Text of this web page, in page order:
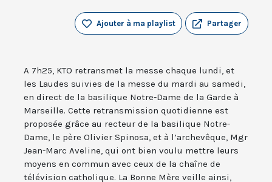
Partager
Ajouter à ma playlist
A 7h25, KTO retransmet la messe chaque lundi, et
les Laudes suivies de la messe du mardi au samedi,
en direct de la basilique Notre-Dame de la Garde à
Marseille. Cette retransmission quotidienne est
proposée grâce au recteur de la basilique Notre-
Dame, le père Olivier Spinosa, et à l’archevêque, Mgr
Jean-Marc Aveline, qui ont bien voulu mettre leurs
moyens en commun avec ceux de la chaîne de
télévision catholique. La Bonne Mère veille ainsi,